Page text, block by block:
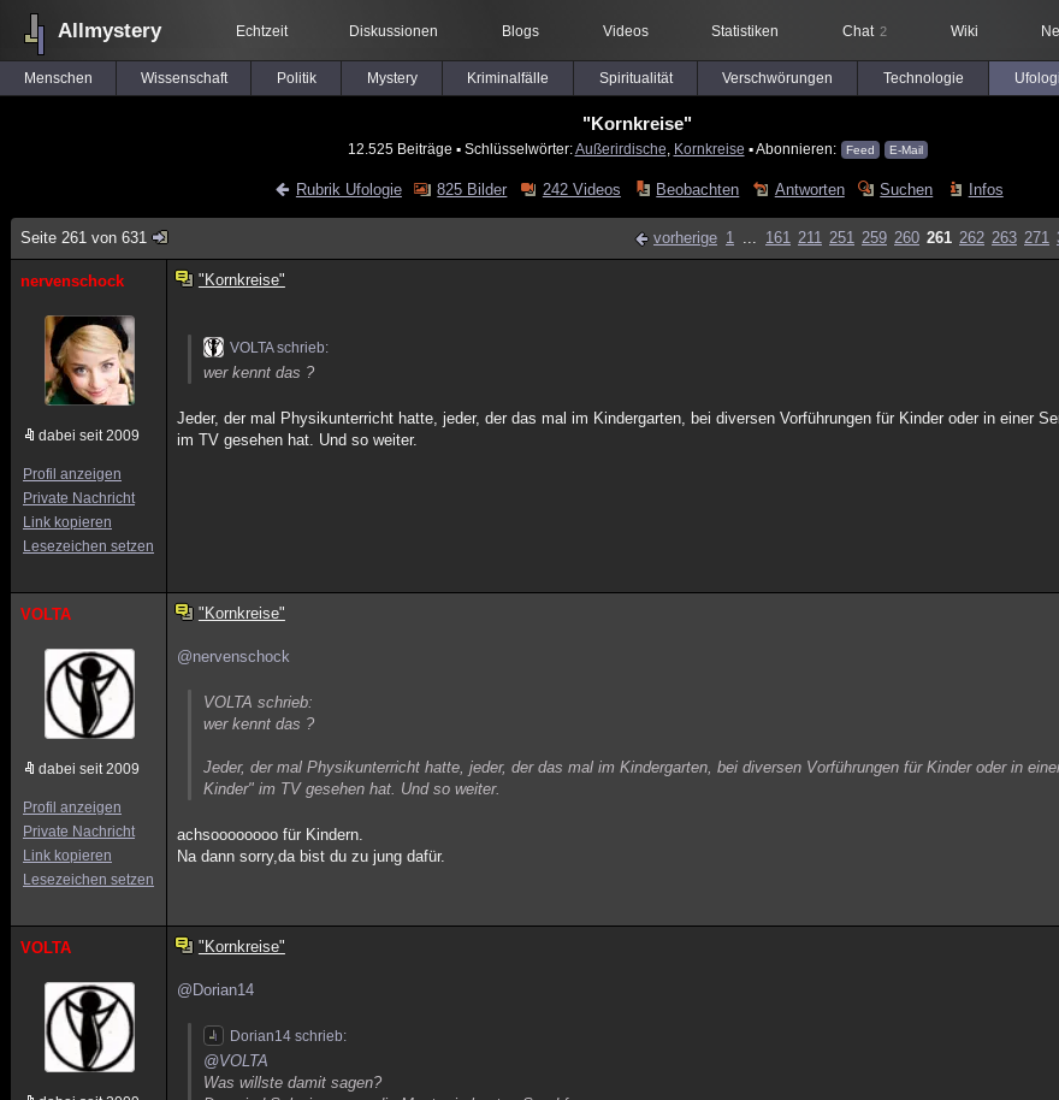
Allmystery Echtzeit Diskussionen Blogs Videos Statistiken Chat 2 Wiki
Menschen Wissenschaft Politik Mystery Kriminalfälle Spiritualität Verschwörungen Technologie
"Kornkreise"
12.525 Beiträge ▪ Schlüsselwörter:Außerirdische Kornkreise ▪ Abonnieren: Feed E-Mail
Rubrik Ufologie 825 Bilder 242 Videos Beobachten Antworten Suchen Infos
Seite 261 von 631 vorherige 1 ... 161 211 251 259 260 261 262 263 271
nervenschock
dabei seit 2009
Profil anzeigen
Private Nachricht
Link kopieren
Lesezeichen setzen
"Kornkreise"
VOLTA schrieb:
wer kennt das ?
Jeder, der mal Physikunterricht hatte, jeder, der das mal im Kindergarten, bei diversen Vorführungen für Kinder oder in einer
im TV gesehen hat. Und so weiter.
VOLTA
dabei seit 2009
Profil anzeigen
Private Nachricht
Link kopieren
Lesezeichen setzen
"Kornkreise"
@nervenschock
VOLTA schrieb:
wer kennt das ?
Jeder, der mal Physikunterricht hatte, jeder, der das mal im Kindergarten, bei diversen Vorführungen für Kinder oder in
Kinder" im TV gesehen hat. Und so weiter.
achsoooooooo für Kindern.
Na dann sorry,da bist du zu jung dafür.
VOLTA "Kornkreise"
@Dorian14
Dorian14 schrieb:
@VOLTA
Was willste damit sagen?